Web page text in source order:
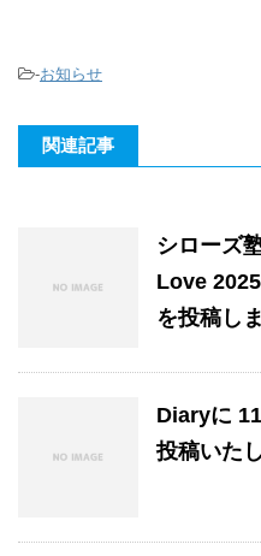
-お知らせ
関連記事
シローズ
Love
を投稿し
Diaryに
投稿いた